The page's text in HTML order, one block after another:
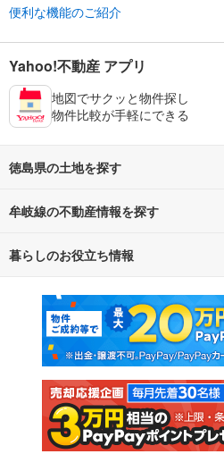
便利な機能のご紹介
Yahoo!不動産 アプリ
地図でサクッと物件探し
物件比較が手軽にできる
徳島県の土地を探す
路線・駅から探す
通勤・通学時間から探す
牟岐線の不動産情報を探す
不動産・住宅
新築マンション
新築一戸建て
注文住宅
売却査定
暮らしのお役立ち情報
マンションカタログ